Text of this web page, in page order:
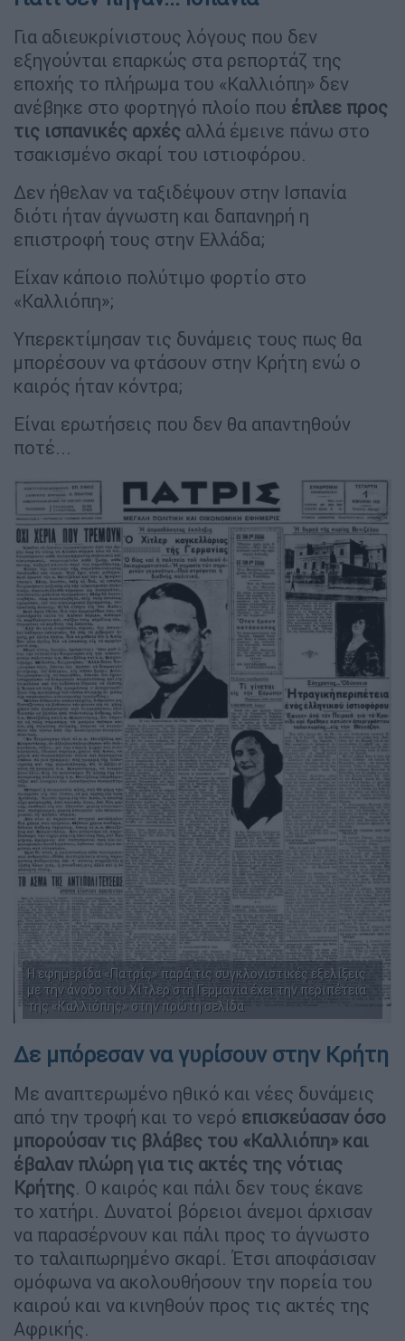
Για αδιευκρίνιστους λόγους που δεν
εξηγούνται επαρκώς στα ρεπορτάζ της
εποχής το πλήρωμα του «Καλλιόπη» δεν
ανέβηκε στο φορτηγό πλοίο που έπλεε προς
τις ισπανικές αρχές αλλά έμεινε πάνω στο
τσακισμένο σκαρί του ιστιοφόρου.
Δεν ήθελαν να ταξιδέψουν στην Ισπανία
διότι ήταν άγνωστη και δαπανηρή η
επιστροφή τους στην Ελλάδα;
Είχαν κάποιο πολύτιμο φορτίο στο
«Καλλιόπη»;
Υπερεκτίμησαν τις δυνάμεις τους πως θα
μπορέσουν να φτάσουν στην Κρήτη ενώ ο
καιρός ήταν κόντρα;
Είναι ερωτήσεις που δεν θα απαντηθούν
ποτέ...
Η εφημερίδα «Πατρίς» παρά τις συγκλονιστικές εξελίξεις
με την άνοδο του Χίτλερ στη Γερμανία έχει την περιπέτεια
της «Καλλιόπης» στην πρώτη σελίδα
Δε μπόρεσαν να γυρίσουν στην Κρήτη
Με αναπτερωμένο ηθικό και νέες δυνάμεις
από την τροφή και το νερό επισκεύασαν όσο
μπορούσαν τις βλάβες του «Καλλιόπη» και
έβαλαν πλώρη για τις ακτές της νότιας
Κρήτης. Ο καιρός και πάλι δεν τους έκανε
το χατήρι. Δυνατοί βόρειοι άνεμοι άρχισαν
να παρασέρνουν και πάλι προς το άγνωστο
το ταλαιπωρημένο σκαρί. Έτσι αποφάσισαν
ομόφωνα να ακολουθήσουν την πορεία του
καιρού και να κινηθούν προς τις ακτές της
Αφρικής.